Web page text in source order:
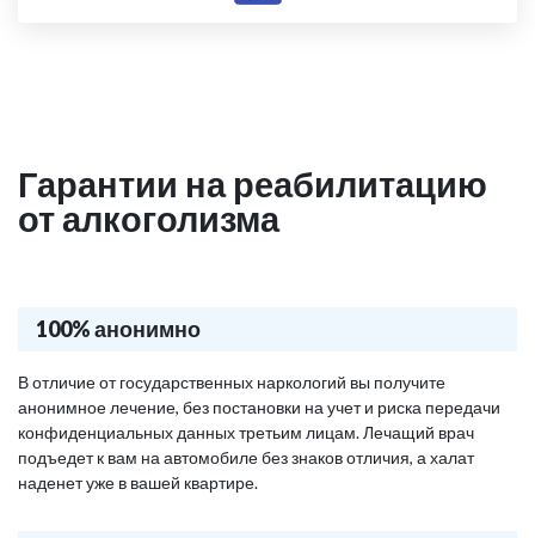
Гарантии на реабилитацию
от алкоголизма
100% анонимно
В отличие от государственных наркологий вы получите
анонимное лечение, без постановки на учет и риска передачи
конфиденциальных данных третьим лицам. Лечащий врач
подъедет к вам на автомобиле без знаков отличия, а халат
наденет уже в вашей квартире.